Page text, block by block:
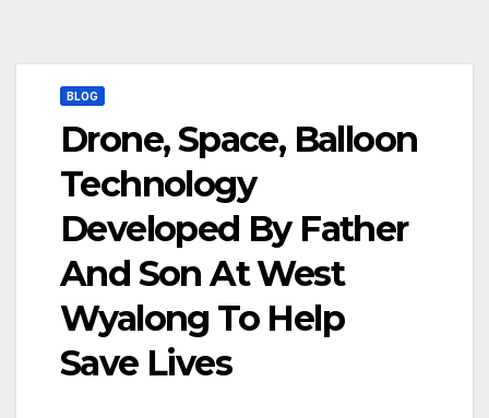
BLOG
Drone, Space, Balloon
Technology
Developed By Father
And Son At West
Wyalong To Help
Save Lives